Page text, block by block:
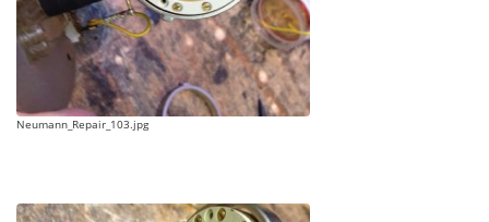
Neumann_Repair_103.jpg